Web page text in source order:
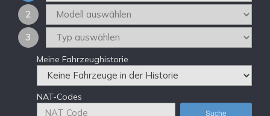
2
3
Meine Fahrzeughistorie
NAT-Codes
Suche